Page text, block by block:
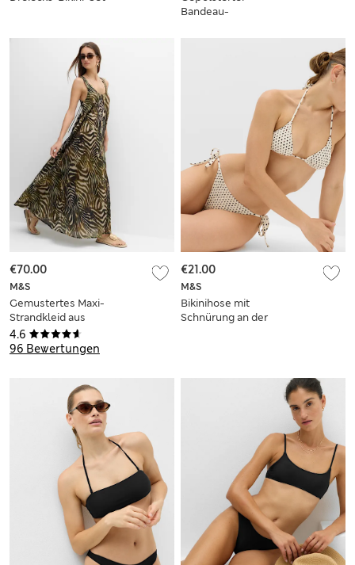
Bandeau-
4.6
96 Bewertungen
M&S
Gemustertes Maxi-
Strandkleid aus
reiner Baumwolle
mit U-Ausschnitt
€70.00
M&S
Bikinihose mit
Schnürung an der
€21.00